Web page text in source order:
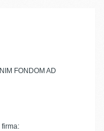
FONDOM AD
firma: